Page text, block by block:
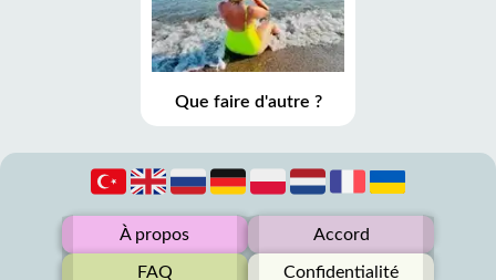
Que faire d'autre ?
À propos Accord
FAQ Confidentialité